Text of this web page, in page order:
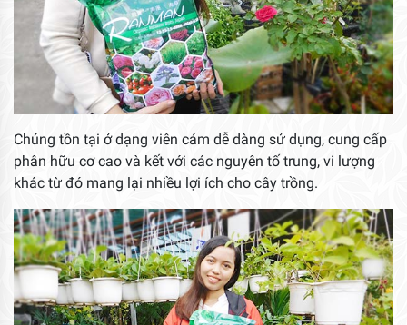
Chúng tồn tại ở dạng viên cám dễ dàng sử dụng, cung cấp
phân hữu cơ cao và kết với các nguyên tố trung, vi lượng
khác từ đó mang lại nhiều lợi ích cho cây trồng.